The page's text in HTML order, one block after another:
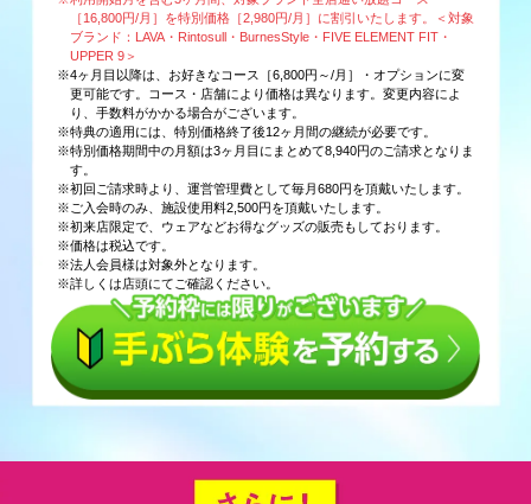
［16,800円/月］を特別価格［2,980円/月］に割引いたします。＜対象
ブランド：LAVA・Rintosull・BurnesStyle・FIVE ELEMENT FIT・
UPPER 9＞
※4ヶ月目以降は、お好きなコース［6,800円～/月］・オプションに変
更可能です。コース・店舗により価格は異なります。変更内容によ
り、手数料がかかる場合がございます。
※特典の適用には、特別価格終了後12ヶ月間の継続が必要です。
※特別価格期間中の月額は3ヶ月目にまとめて8,940円のご請求となりま
す。
※初回ご請求時より、運営管理費として毎月680円を頂戴いたします。
※ご入会時のみ、施設使用料2,500円を頂戴いたします。
※初来店限定で、ウェアなどお得なグッズの販売もしております。
※価格は税込です。
※法人会員様は対象外となります。
※詳しくは店頭にてご確認ください。